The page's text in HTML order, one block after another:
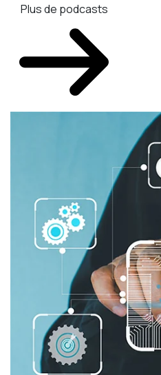
Plus de podcasts